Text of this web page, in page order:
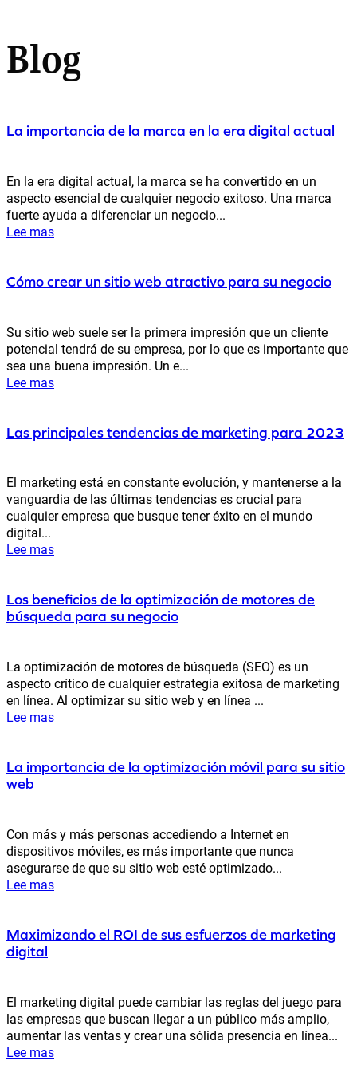
Blog
La importancia de la marca en la era digital actual
En la era digital actual, la marca se ha convertido en un
aspecto esencial de cualquier negocio exitoso. Una marca
fuerte ayuda a diferenciar un negocio...
Lee mas
Cómo crear un sitio web atractivo para su negocio
Su sitio web suele ser la primera impresión que un cliente
potencial tendrá de su empresa, por lo que es importante que
sea una buena impresión. Un e...
Lee mas
Las principales tendencias de marketing para 2023
El marketing está en constante evolución, y mantenerse a la
vanguardia de las últimas tendencias es crucial para
cualquier empresa que busque tener éxito en el mundo
digital...
Lee mas
Los beneficios de la optimización de motores de
búsqueda para su negocio
La optimización de motores de búsqueda (SEO) es un
aspecto crítico de cualquier estrategia exitosa de marketing
en línea. Al optimizar su sitio web y en línea ...
Lee mas
La importancia de la optimización móvil para su sitio
web
Con más y más personas accediendo a Internet en
dispositivos móviles, es más importante que nunca
asegurarse de que su sitio web esté optimizado...
Lee mas
Maximizando el ROI de sus esfuerzos de marketing
digital
El marketing digital puede cambiar las reglas del juego para
las empresas que buscan llegar a un público más amplio,
aumentar las ventas y crear una sólida presencia en línea...
Lee mas